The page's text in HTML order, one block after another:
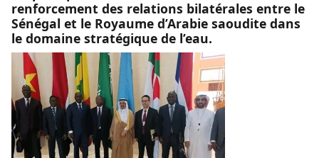
renforcement des relations bilatérales entre le
Sénégal et le Royaume d’Arabie saoudite dans
le domaine stratégique de l’eau.